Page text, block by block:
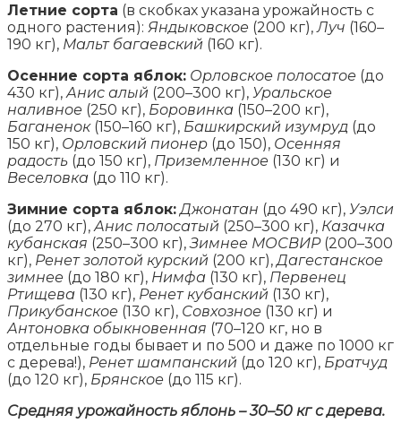
Летние сорта (в скобках указана урожайность с
одного растения): Яндыковское (200 кг),Луч (160–
190 кг), Мальт багаевский (160 кг).
Осенние сорта яблок: Орловское полосатое (до
430 кг),Анис алый (200–300 кг), Уральское
наливное (250 кг), Боровинка (150–200 кг),
Баганенок(150–160 кг), Башкирский изумруд (до
150 кг), Орловский пионер (до 150), Осенняя
радость (до 150 кг), Приземленное (130 кг) и
Веселовка (до 110 кг).
Зимние сорта яблок: Джонатан (до 490 кг), Уэлси
(до 270 кг),Анис полосатый (250–300 кг), Казачка
кубанская (250–300 кг),Зимнее МОСВИР(200–300
кг), Ренет золотой курский (200 кг),Дагестанское
зимнее (до 180 кг), Нимфа (130 кг), Первенец
Ртищева (130 кг), Ренет кубанский (130 кг),
Прикубанское (130 кг), Совхозное (130 кг) и
Антоновка обыкновенная (70–120 кг, но в
отдельные годы бывает и по 500 и даже по 1000 кг
с дерева!), Ренет шампанский (до 120 кг), Братчуд
(до 120 кг), Брянское (до 115 кг).
Средняя урожайность яблонь – 30–50 кг с дерева.